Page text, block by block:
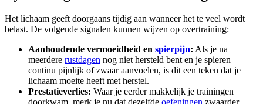
Het lichaam geeft doorgaans tijdig aan wanneer het te veel wordt
belast. De volgende signalen kunnen wijzen op overtraining:
Aanhoudende vermoeidheid en spierpijn: Als je na
meerdere rustdagen nog niet hersteld bent en je spieren
continu pijnlijk of zwaar aanvoelen, is dit een teken dat je
lichaam moeite heeft met herstel.
Prestatieverlies: Waar je eerder makkelijk je trainingen